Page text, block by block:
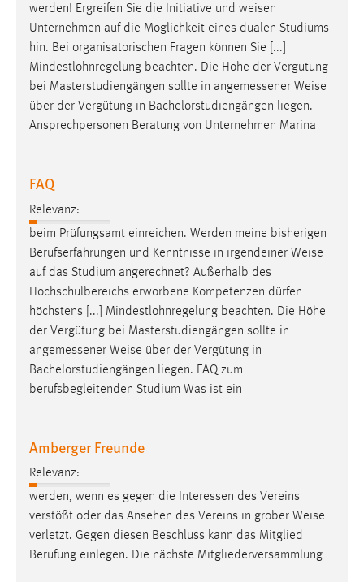
werden! Ergreifen Sie die Initiative und weisen
Unternehmen auf die Möglichkeit eines dualen Studiums
hin. Bei organisatorischen Fragen können Sie [...]
Mindestlohnregelung beachten. Die Höhe der Vergütung
bei Masterstudiengängen sollte in angemessener Weise
über der Vergütung in Bachelorstudiengängen liegen.
Ansprechpersonen Beratung von Unternehmen Marina
FAQ
Relevanz:
beim Prüfungsamt einreichen. Werden meine bisherigen
Berufserfahrungen und Kenntnisse in irgendeiner Weise
auf das Studium angerechnet? Außerhalb des
Hochschulbereichs erworbene Kompetenzen dürfen
höchstens [...] Mindestlohnregelung beachten. Die Höhe
der Vergütung bei Masterstudiengängen sollte in
angemessener Weise über der Vergütung in
Bachelorstudiengängen liegen. FAQ zum
berufsbegleitenden Studium Was ist ein
Amberger Freunde
Relevanz:
werden, wenn es gegen die Interessen des Vereins
verstößt oder das Ansehen des Vereins in grober Weise
verletzt. Gegen diesen Beschluss kann das Mitglied
Berufung einlegen. Die nächste Mitgliederversammlung